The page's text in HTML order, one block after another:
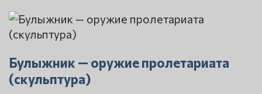
Булыжник — оружие пролетариата
(скульптура)